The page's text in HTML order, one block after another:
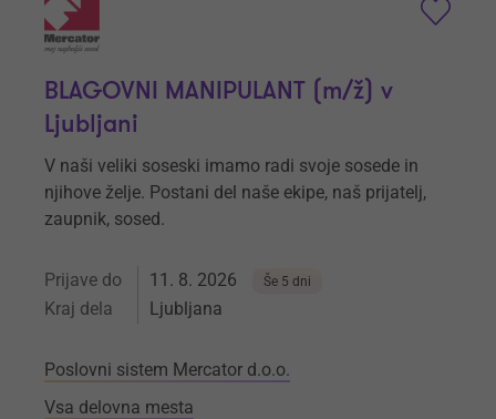
BLAGOVNI MANIPULANT (m/ž) v
Ljubljani
V naši veliki soseski imamo radi svoje sosede in
njihove želje. Postani del naše ekipe, naš prijatelj,
zaupnik, sosed.
Prijave do 11. 8. 2026 Še 5 dni
Kraj dela Ljubljana
Poslovni sistem Mercator d.o.o.
Vsa delovna mesta